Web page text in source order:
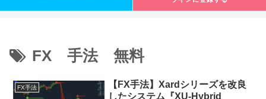
FX 手法 無料
FX手法
【FX手法】Xardシリーズを改良
したシステム『XU-Hybrid